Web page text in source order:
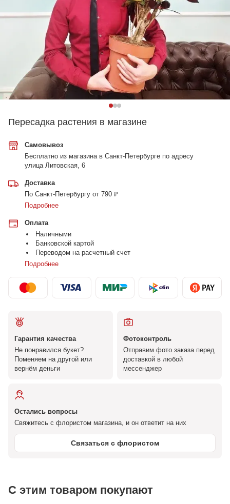
Пересадка растения в магазине
Самовывоз
Бесплатно из магазина в Санкт-Петербурге по адресу
улица Литовская, 6
Доставка
По Санкт-Петербургу от 790 ₽
Подробнее
Оплата
Наличными
Банковской картой
Переводом на расчетный счет
Подробнее
Гарантия качества
Не понравился букет?
Поменяем на другой или
вернём деньги
Фотоконтроль
Отправим фото заказа перед
доставкой в любой
мессенджер
Остались вопросы
Свяжитесь с флористом магазина, и он ответит на них
Связаться с флористом
С этим товаром покупают